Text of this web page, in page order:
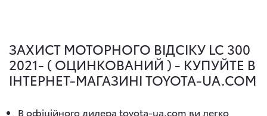
ЗАХИСТ МОТОРНОГО ВІДСІКУ LC 300
2021- ( ОЦИНКОВАНИЙ ) - КУПУЙТЕ В
ІНТЕРНЕТ-МАГАЗИНІ TOYOTA-UA.COM
В офіційного дилера toyota-ua.com ви легко